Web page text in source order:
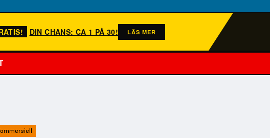
DIN CHANS: CA 1 PÅ 30! LÄS MER